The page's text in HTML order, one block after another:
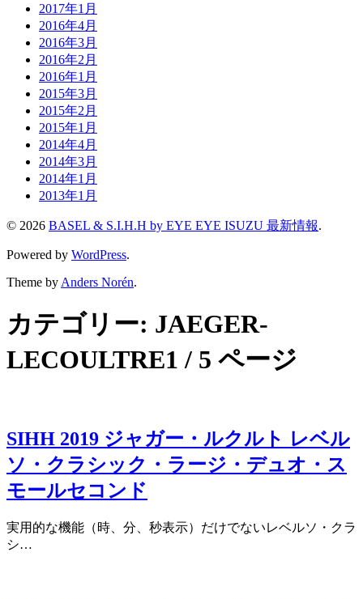
2017年1月
2016年4月
2016年3月
2016年2月
2016年1月
2015年3月
2015年2月
2015年1月
2014年4月
2014年3月
2014年1月
2013年1月
© 2026 BASEL & S.I.H.H by EYE EYE ISUZU 最新情報.
Powered by WordPress.
Theme by Anders Norén.
カテゴリー: JAEGER-
LECOULTRE1 / 5 ページ
SIHH 2019 ジャガー・ルクルト レベル
ソ・クラシック・ラージ・デュオ・ス
モールセコンド
実用的な機能（時、分、秒表示）だけでないレベルソ・クラ
シ…